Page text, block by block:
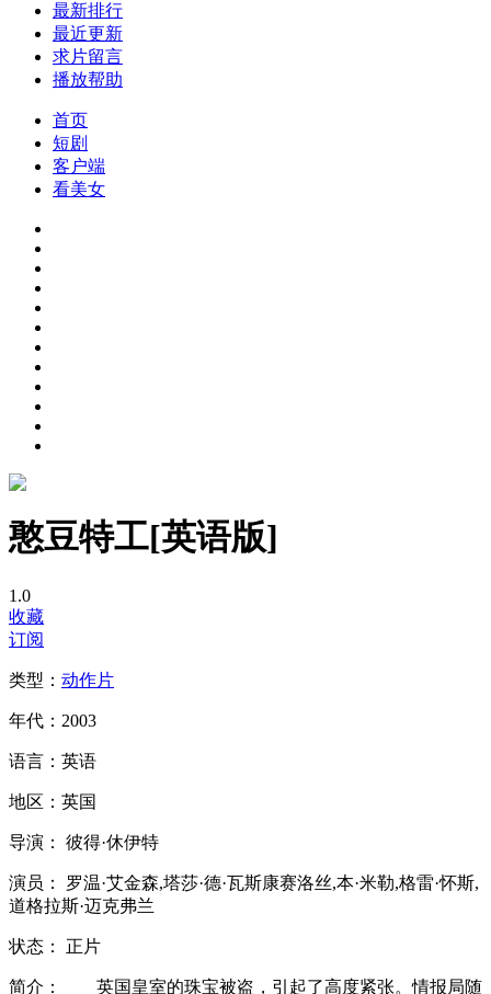
最新排行
最近更新
求片留言
播放帮助
首页
短剧
客户端
看美女
憨豆特工[英语版]
1.0
收藏
订阅
类型： 动作片
年代： 2003
语言： 英语
地区： 英国
导演： 彼得·休伊特
演员：
罗温·艾金森,塔莎·德·瓦斯康赛洛丝,本·米勒,格雷·怀斯,
道格拉斯·迈克弗兰
状态： 正片
简介：
英国皇室的珠宝被盗，引起了高度紧张。情报局随